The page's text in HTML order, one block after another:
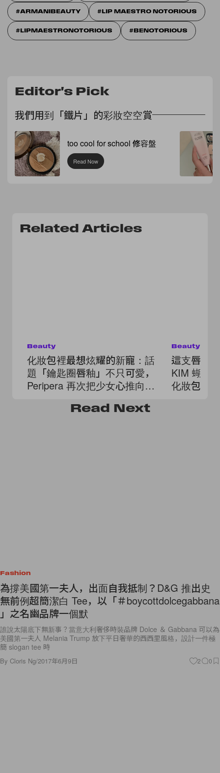
ARMANIBEAUTY LIP MAESTRO NOTORIOUS
LIPMAESTRONOTORIOUS BENOTORIOUS
Editor's Pick
我們用到「鐵片」的彩妝空空賞
too cool for school 修容盤
Read Now
Related Articles
Beauty
化妝包裡最想炫耀的新寵：話
題「鑰匙圈唇釉」不只可愛，
Peripera 再次把少女心推向新
Beauty
這支唇膏
KIM 蝴蝶
化妝包裡
Read Next
Fashion
為撐美國第一夫人，出面自我抵制？D&G 推出史
無前例超簡潔白 Tee，以「＃boycottdolcegabbana
」之名幽品牌一個默
誰說太陽底下無新事？當意大利奢侈時裝品牌 Dolce ＆ Gabbana 可以為
美國第一夫人 Melania Trump 放下平日奢華的西西里風格，設計一件極
簡 slogan tee 時
By Cloris Ng/2017年6月9日 2 0